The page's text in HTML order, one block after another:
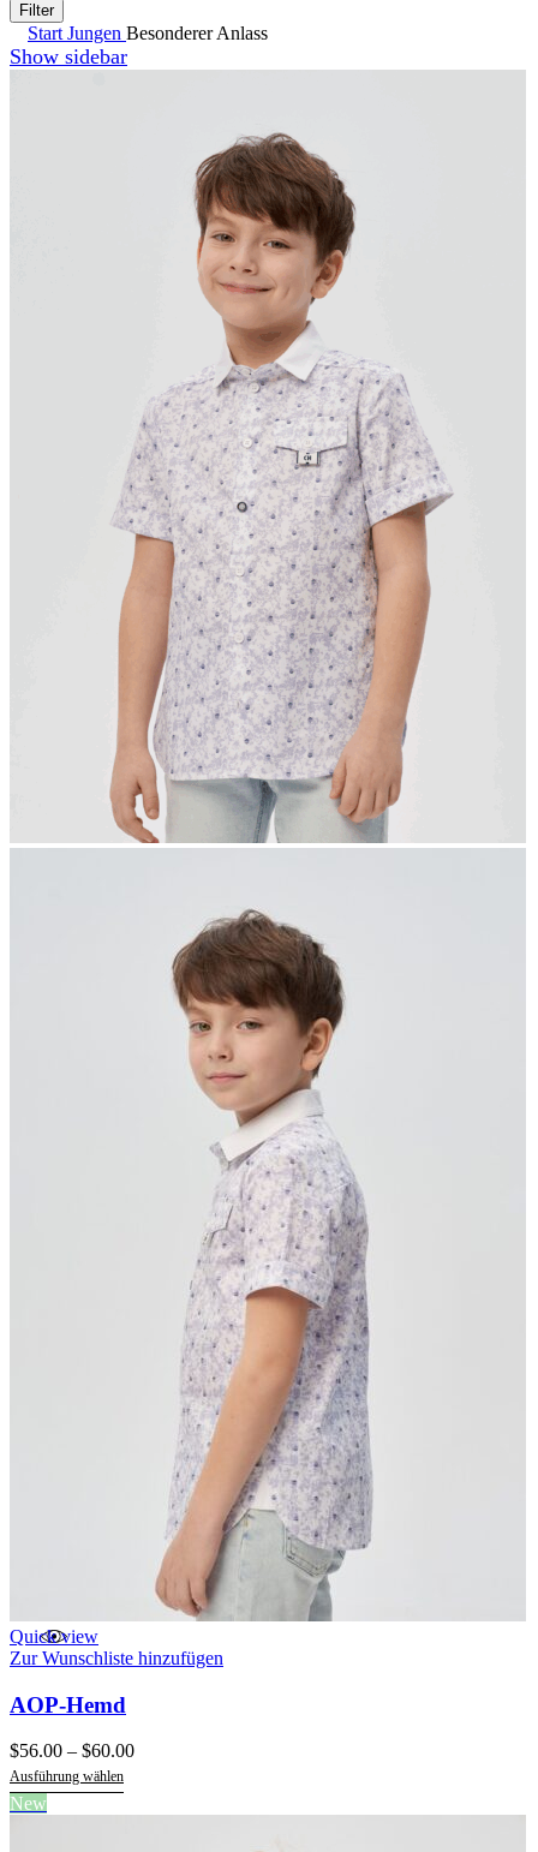
Filter
Start Jungen Besonderer Anlass
Show sidebar
Quick view
Zur Wunschliste hinzufügen
AOP-Hemd
$56.00 – $60.00Preisspanne:
$60.00
Ausführung wählen
Dieses
New